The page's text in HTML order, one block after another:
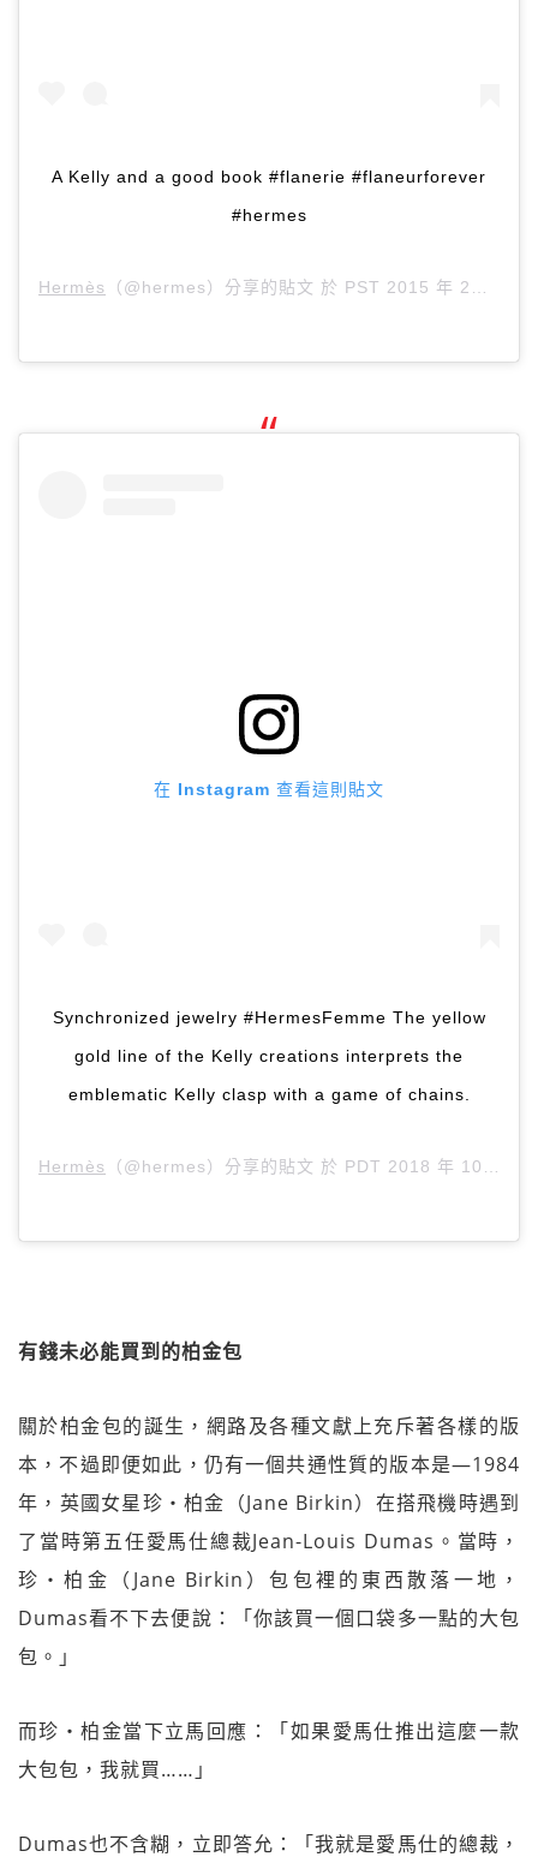
A Kelly and a good book #flanerie #flaneurforever
#hermes
Hermès （@hermes）分享的貼文 於 PST 2015 年 2月 月 17 日 上午 9:15
在 Instagram 查看這則貼文
Synchronized jewelry #HermesFemme The yellow
gold line of the Kelly creations interprets the
emblematic Kelly clasp with a game of chains.
Hermès （@hermes）分享的貼文 於 PDT 2018 年 10月 月 19 日 上午 9:00
有錢未必能買到的柏金包
關於柏金包的誕生，網路及各種文獻上充斥著各樣的版
本，不過即便如此，仍有一個共通性質的版本是―1984
年，英國女星珍‧柏金（Jane Birkin）在搭飛機時遇到
了當時第五任愛馬仕總裁Jean-Louis Dumas。當時，
珍‧柏金（Jane Birkin）包包裡的東西散落一地，
Dumas看不下去便說：「你該買一個口袋多一點的大包
包。」
而珍‧柏金當下立馬回應：「如果愛馬仕推出這麼一款
大包包，我就買……」
Dumas也不含糊，立即答允：「我就是愛馬仕的總裁，